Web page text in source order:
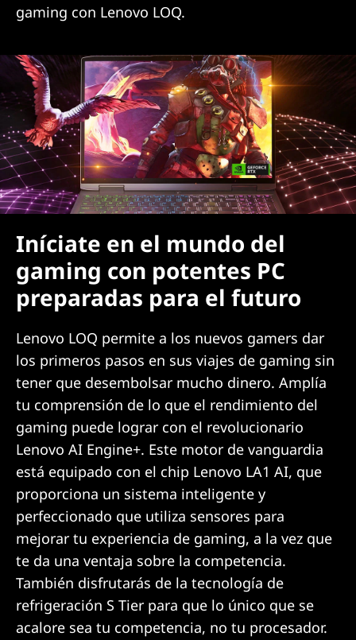
gaming con Lenovo LOQ.
Iníciate en el mundo del
gaming con potentes PC
preparadas para el futuro
Lenovo LOQ permite a los nuevos gamers dar
los primeros pasos en sus viajes de gaming sin
tener que desembolsar mucho dinero. Amplía
tu comprensión de lo que el rendimiento del
gaming puede lograr con el revolucionario
Lenovo AI Engine+. Este motor de vanguardia
está equipado con el chip Lenovo LA1 AI, que
proporciona un sistema inteligente y
perfeccionado que utiliza sensores para
mejorar tu experiencia de gaming, a la vez que
te da una ventaja sobre la competencia.
También disfrutarás de la tecnología de
refrigeración S Tier para que lo único que se
acalore sea tu competencia, no tu procesador.